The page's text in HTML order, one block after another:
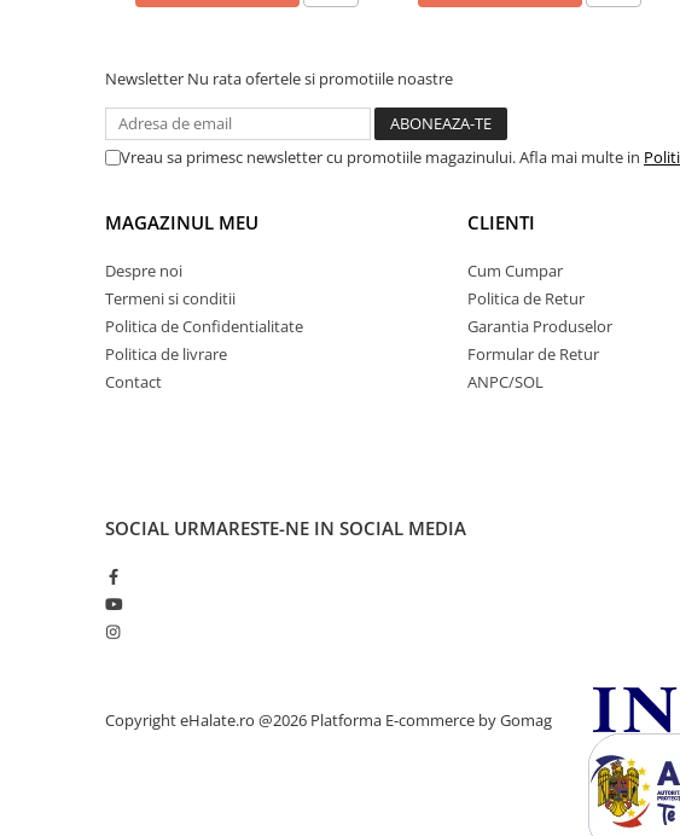
Newsletter Nu rata ofertele si promotiile noastre
Vreau sa primesc newsletter cu promotiile magazinului. Afla mai multe in
MAGAZINUL MEU
Despre noi
Termeni si conditii
Politica de Confidentialitate
Politica de livrare
Contact
CLIENTI
Cum Cumpar
Politica de Retur
Garantia Produselor
Formular de Retur
ANPC/SOL
SOCIAL URMARESTE-NE IN SOCIAL MEDIA
Copyright eHalate.ro @2026 Platforma E-commerce by Gomag